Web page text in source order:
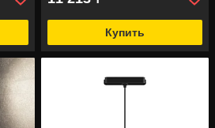
Купить